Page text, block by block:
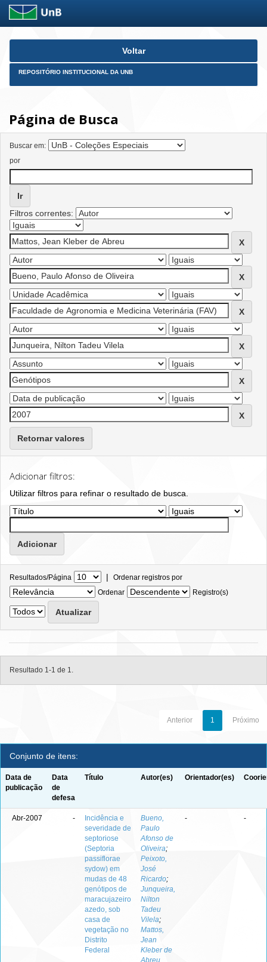
Skip
Voltar
REPOSITÓRIO INSTITUCIONAL DA UNB
Página de Busca
Buscar em:
por
Filtros correntes:
Retornar valores
Adicionar filtros:
Utilizar filtros para refinar o resultado de busca.
Resultados/Página | Ordenar registros por
Ordenar
Registro(s)
Resultado 1-1 de 1.
Anterior 1 Próximo
Conjunto de itens:
Data de
publicação
Data
de
defesa
Título Autor(es) Orientador(es)
Abr-2007 -
Incidência e
severidade de
septoriose
(Septoria
passiflorae
sydow) em
mudas de 48
genótipos de
maracujazeiro
azedo, sob
casa de
vegetação no
Distrito
Federal
Bueno,
Paulo
Afonso de
Oliveira;
Peixoto,
José
Ricardo;
Junqueira,
Nilton
Tadeu
Vilela;
Mattos,
Jean
Kleber de
Abreu
- -